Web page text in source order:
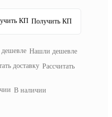
Получить КП
Нашли дешевле
Рассчитать
В наличии